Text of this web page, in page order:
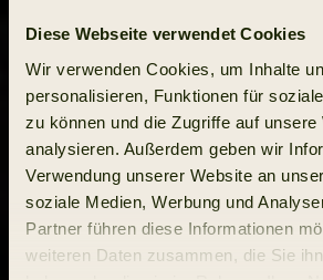
Diese Webseite verwendet Cookies
Wir verwenden Cookies, um Inhalte
personalisieren, Funktionen für
zu können und die Zugriffe auf unsere
analysieren. Außerdem geben wir
Verwendung unserer Website an
soziale Medien, Werbung und
Partner führen diese Informationen
weiteren Daten zusammen, die Sie